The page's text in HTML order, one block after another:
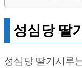
성심당 딸
성심당 딸기시루